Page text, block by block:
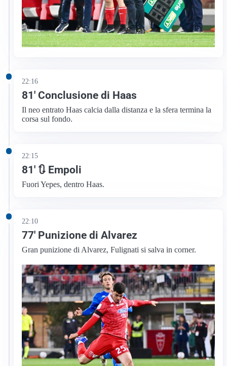
22:16
81′ Conclusione di Haas
Il neo entrato Haas calcia dalla distanza e la sfera termina la
corsa sul fondo.
22:15
81′ 🔃 Empoli
Fuori Yepes, dentro Haas.
22:10
77′ Punizione di Alvarez
Gran punizione di Alvarez, Fulignati si salva in corner.